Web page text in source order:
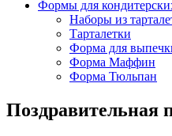
Формы для
Наборы из
Тарталетки
Форма для
Форма Маффин
Форма Тюльпан
Поздравительная